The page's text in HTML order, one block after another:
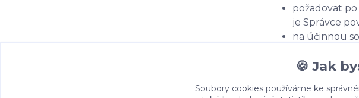
požadovat
je Správce
na účinnou
v případě
🍪 Jak
Soubory cookies používáme ke